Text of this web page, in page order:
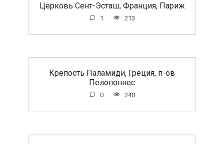
Церковь Сент-Эсташ, Франция, Париж
1 213
Крепость Паламиди, Греция, п-ов
Пелопоннес
0 240